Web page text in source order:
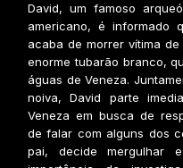
David, um famoso
americano, é informado
acaba de morrer vítima
enorme tubarão branco,
águas de Veneza.
noiva, David parte
Veneza em busca de
de falar com alguns dos
pai, decide mergulhar